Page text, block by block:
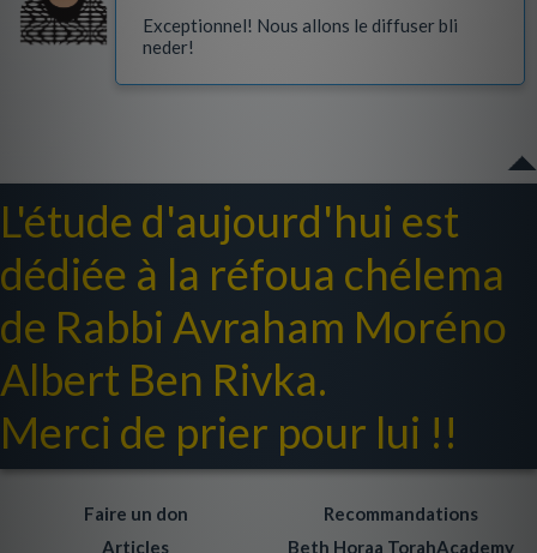
Exceptionnel! Nous allons le diffuser bli
neder!
L'étude d'aujourd'hui est
dédiée à la réfoua chélema
de Rabbi Avraham Moréno
Albert Ben Rivka.
Merci de prier pour lui !!
Faire un don
Articles
Recommandations
Beth Horaa TorahAcademy